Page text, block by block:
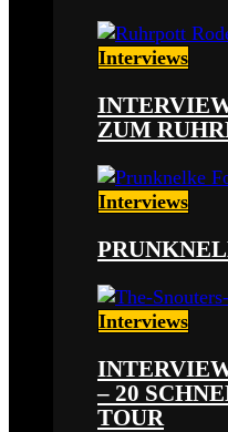
Interviews
ZUM
Interviews
Interviews
– 20
TOUR